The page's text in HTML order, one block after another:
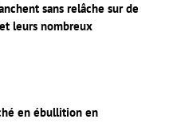
sans relâche sur de
leurs nombreux